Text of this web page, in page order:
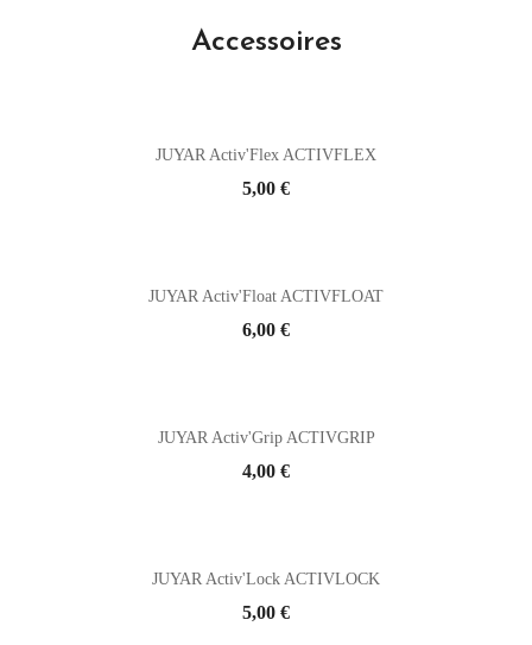
Accessoires
JUYAR Activ'Flex ACTIVFLEX
Prix
5,00 €
JUYAR Activ'Float ACTIVFLOAT
Prix
6,00 €
JUYAR Activ'Grip ACTIVGRIP
Prix
4,00 €
JUYAR Activ'Lock ACTIVLOCK
Prix
5,00 €